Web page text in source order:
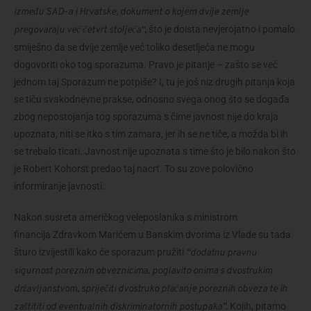
između SAD-a i Hrvatske, dokument o kojem dvije zemlje
pregovaraju već četvrt stoljeća“, što je doista nevjerojatno i pomalo
smiješno da se dvije zemlje već toliko desetljeća ne mogu
dogovoriti oko tog sporazuma. Pravo je pitanje – zašto se već
jednom taj Sporazum ne potpiše? I, tu je još niz drugih pitanja koja
se tiču svakodnevne prakse, odnosno svega onog što se događa
zbog nepostojanja tog sporazuma s čime javnost nije do kraja
upoznata, niti se itko s tim zamara, jer ih se ne tiče, a možda bi ih
se trebalo ticati. Javnost nije upoznata s time što je bilo nakon što
je Robert Kohorst predao taj nacrt. To su zove polovično
informiranje javnosti.
Nakon susreta američkog veleposlanika s ministrom
financija Zdravkom Marićem u Banskim dvorima iz Vlade su tada
šturo izvijestili kako će sporazum pružiti “dodatnu pravnu
sigurnost poreznim obveznicima, poglavito onima s dvostrukim
državljanstvom, spriječiti dvostruko plaćanje poreznih obveza te ih
zaštititi od eventualnih diskriminatornih postupaka”. Kojih, pitamo